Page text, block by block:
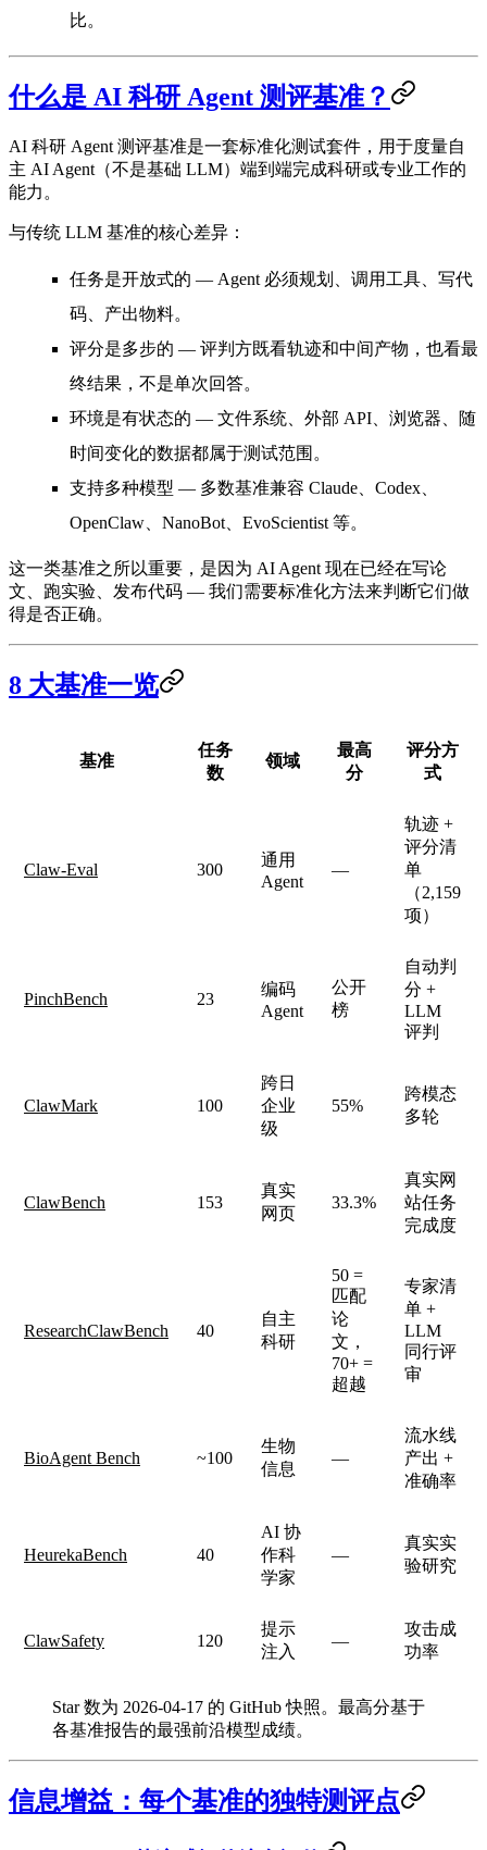
比。
什么是 AI 科研 Agent 测评基准？
AI 科研 Agent 测评基准是一套标准化测试套件，用于度量自
主 AI Agent（不是基础 LLM）端到端完成科研或专业工作的
能力。
与传统 LLM 基准的核心差异：
任务是开放式的 — Agent 必须规划、调用工具、写代
码、产出物料。
评分是多步的 — 评判方既看轨迹和中间产物，也看最
终结果，不是单次回答。
环境是有状态的 — 文件系统、外部 API、浏览器、随
时间变化的数据都属于测试范围。
支持多种模型 — 多数基准兼容 Claude、Codex、
OpenClaw、NanoBot、EvoScientist 等。
这一类基准之所以重要，是因为 AI Agent 现在已经在写论
文、跑实验、发布代码 — 我们需要标准化方法来判断它们做
得是否正确。
8 大基准一览
基准
任务
数
领域
最高
分
评分方
式
Claw-Eval 300
通用
Agent
—
轨迹 +
评分清
单
（2,159
项）
PinchBench 23
编码
Agent
公开
榜
自动判
分 +
LLM
评判
ClawMark 100
跨日
企业
级
55%
跨模态
多轮
ClawBench 153
真实
网页
33.3%
真实网
站任务
完成度
ResearchClawBench 40
自主
科研
50 =
匹配
论
文，
70+ =
超越
专家清
单 +
LLM
同行评
审
BioAgent Bench ~100
生物
信息
—
流水线
产出 +
准确率
HeurekaBench 40
AI 协
作科
学家
—
真实实
验研究
ClawSafety 120
提示
注入
—
攻击成
功率
Star 数为 2026-04-17 的 GitHub 快照。最高分基于
各基准报告的最强前沿模型成绩。
信息增益：每个基准的独特测评点